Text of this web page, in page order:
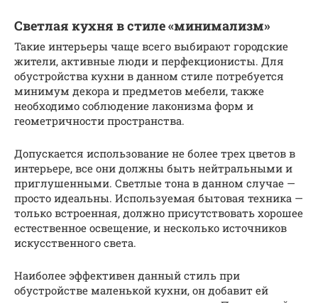
Светлая кухня в стиле «минимализм»
Такие интерьеры чаще всего выбирают городские
жители, активные люди и перфекционисты. Для
обустройства кухни в данном стиле потребуется
минимум декора и предметов мебели, также
необходимо соблюдение лаконизма форм и
геометричности пространства.
Допускается использование не более трех цветов в
интерьере, все они должны быть нейтральными и
приглушенными. Светлые тона в данном случае —
просто идеальны. Используемая бытовая техника —
только встроенная, должно присутствовать хорошее
естественное освещение, и несколько источников
искусственного света.
Наиболее эффективен данный стиль при
обустройстве маленькой кухни, он добавит ей